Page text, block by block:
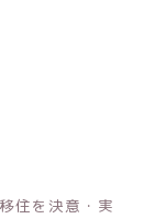
住を決意・実